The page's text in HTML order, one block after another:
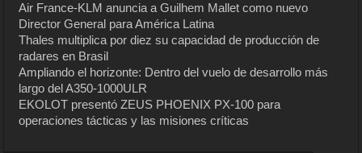
Air France-KLM anuncia a Guilhem Mallet como nuevo
Director General para América Latina
Thales multiplica por diez su capacidad de producción de
radares en Brasil
Ampliando el horizonte: Dentro del vuelo de desarrollo más
largo del A350-1000ULR
EKOLOT presentó ZEUS PHOENIX PX-100 para
operaciones tácticas y las misiones críticas